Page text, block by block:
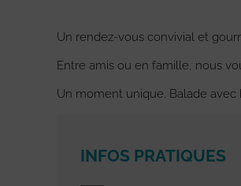
Un rendez-vous convivial et
Entre amis ou en famille, nous
Un moment unique. Balade
INFOS PRATIQUES